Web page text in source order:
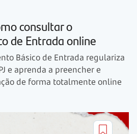
consultar o
de Entrada online
Básico de Entrada regulariza
e aprenda a preencher e
de forma totalmente online